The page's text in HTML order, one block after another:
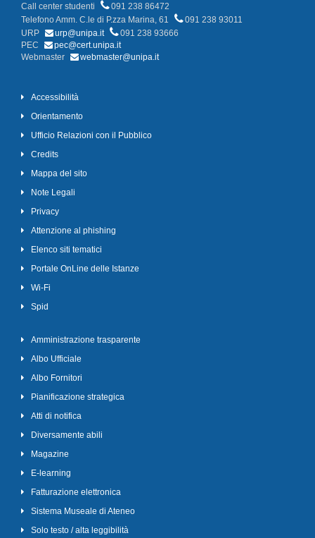
Call center studenti
091 238 86472
Telefono Amm. C.le di P.zza Marina, 61
091 238 93011
URP
urp@unipa.it
091 238 93666
PEC
pec@cert.unipa.it
Webmaster
webmaster@unipa.it
Accessibilità
Orientamento
Ufficio Relazioni con il Pubblico
Credits
Mappa del sito
Note Legali
Privacy
Attenzione al phishing
Elenco siti tematici
Portale OnLine delle Istanze
Wi-Fi
Spid
Amministrazione trasparente
Albo Ufficiale
Albo Fornitori
Pianificazione strategica
Atti di notifica
Diversamente abili
Magazine
E-learning
Fatturazione elettronica
Sistema Museale di Ateneo
Solo testo / alta leggibilità